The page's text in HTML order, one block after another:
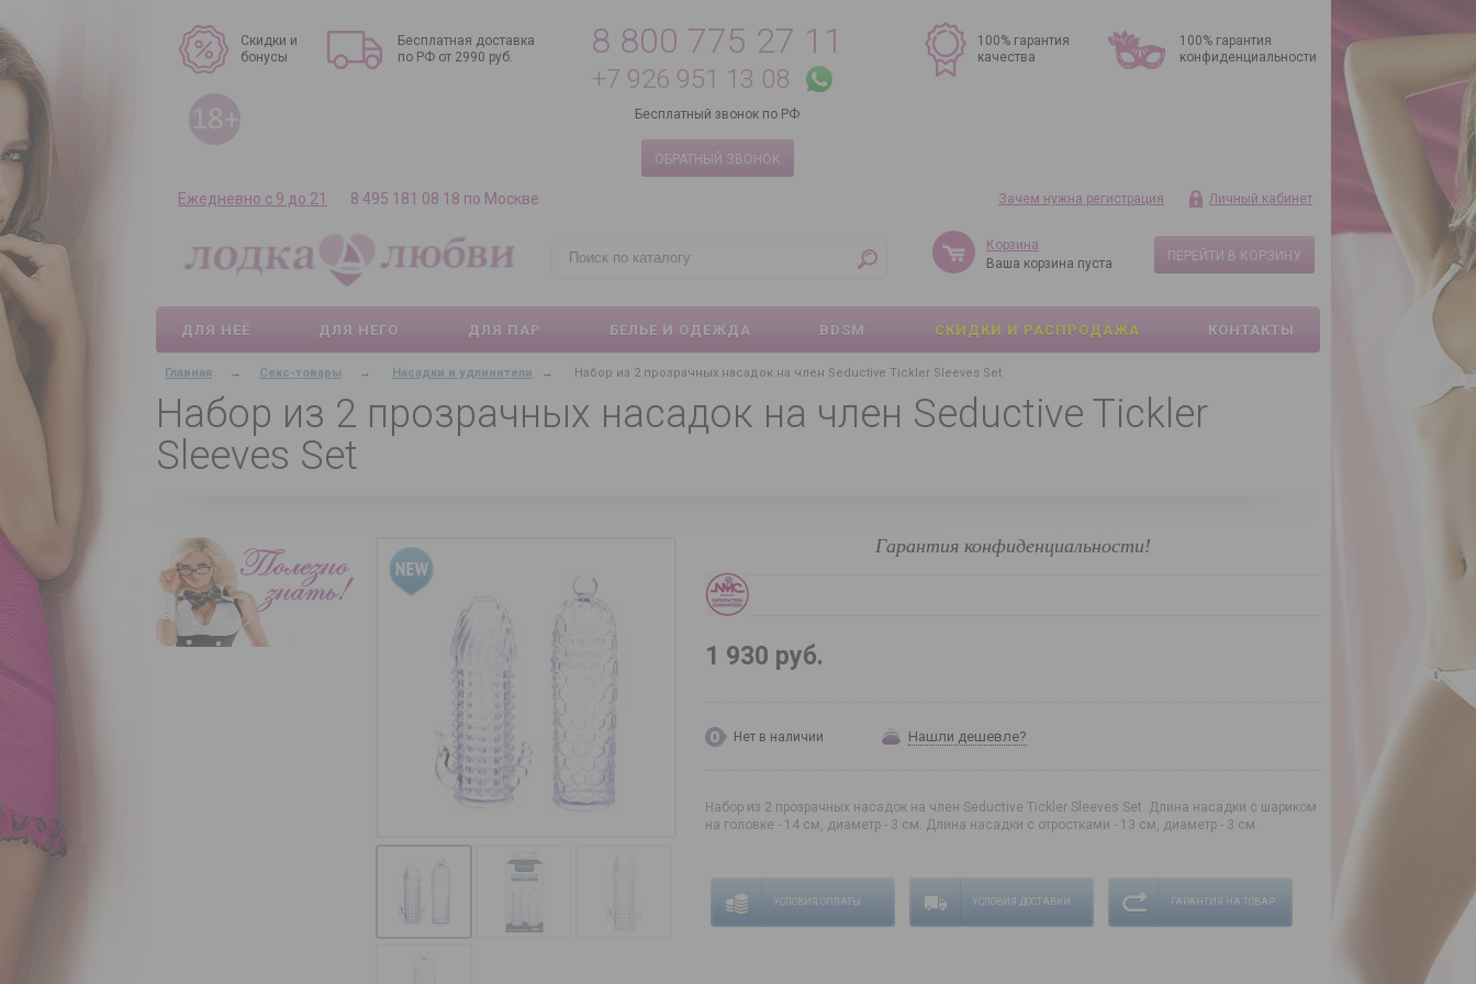
Скидки и
бонусы
Бесплатная доставка
по РФ от 2990 руб.
8 800 775 27 11
+7 926 951 13 08
Бесплатный звонок по РФ
ОБРАТНЫЙ ЗВОНОК
100% гарантия
качества
100% гарантия
конфиденциальности
Зачем нужна регистрация Личный кабинет
Ежедневно с 9 до 21 8 495 181 08 18 по Москве
Корзина
Ваша корзина пуста
ПЕРЕЙТИ В КОРЗИНУ
ДЛЯ НЕЁ ДЛЯ НЕГО ДЛЯ ПАР БЕЛЬЕ И ОДЕЖДА BDSM СКИДКИ И РАСПРОДАЖА КОНТАКТЫ
Главная → Секс-товары → Насадки и удлинители → Набор из 2 прозрачных насадок на член Seductive Tickler Sleeves Set
Набор из 2 прозрачных насадок на член Seductive Tickler
Sleeves Set
Гарантия конфиденциальности!
1 930 руб.
Нет в наличии Нашли дешевле?
Набор из 2 прозрачных насадок на член Seductive Tickler Sleeves Set. Длина насадки с шариком
на головке - 14 см, диаметр - 3 см. Длина насадки с отростками - 13 см, диаметр - 3 см.
УСЛОВИЯ ОПЛАТЫ УСЛОВИЯ ДОСТАВКИ ГАРАНТИЯ НА ТОВАР